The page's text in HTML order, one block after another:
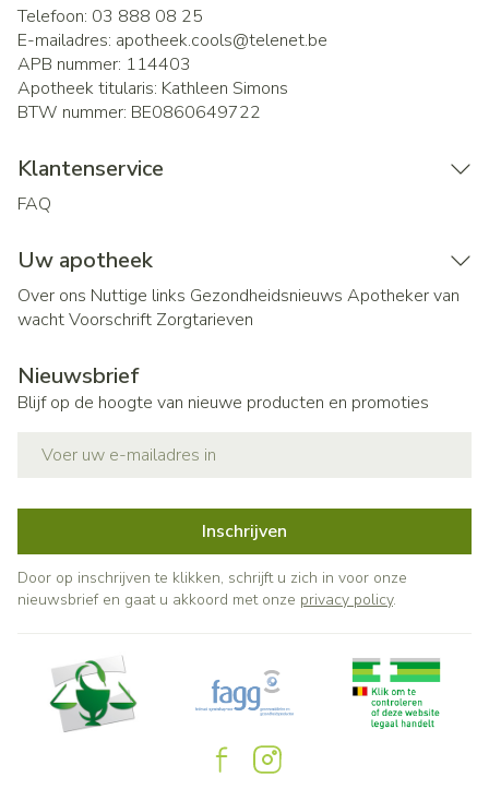
Telefoon: 03 888 08 25
E-mailadres: apotheek.cools@telenet.be
APB nummer: 114403
Apotheek titularis: Kathleen Simons
BTW nummer: BE0860649722
Klantenservice
FAQ
Uw apotheek
Over ons Nuttige links Gezondheidsnieuws Apotheker van
wachtVoorschrift Zorgtarieven
Nieuwsbrief
Blijf op de hoogte van nieuwe producten en promoties
Inschrijven
Door op inschrijven te klikken, schrijft u zich in voor onze
nieuwsbrief en gaat u akkoord met onze privacy policy.